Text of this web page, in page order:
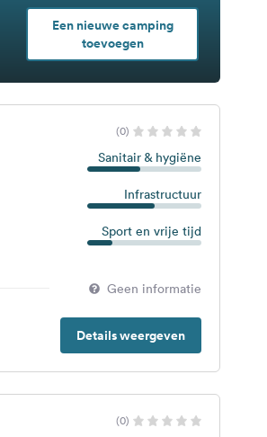
Een nieuwe camping
toevoegen
(0)
Sanitair & hygiëne
Infrastructuur
Sport en vrije tijd
Geen informatie
Details weergeven
(0)